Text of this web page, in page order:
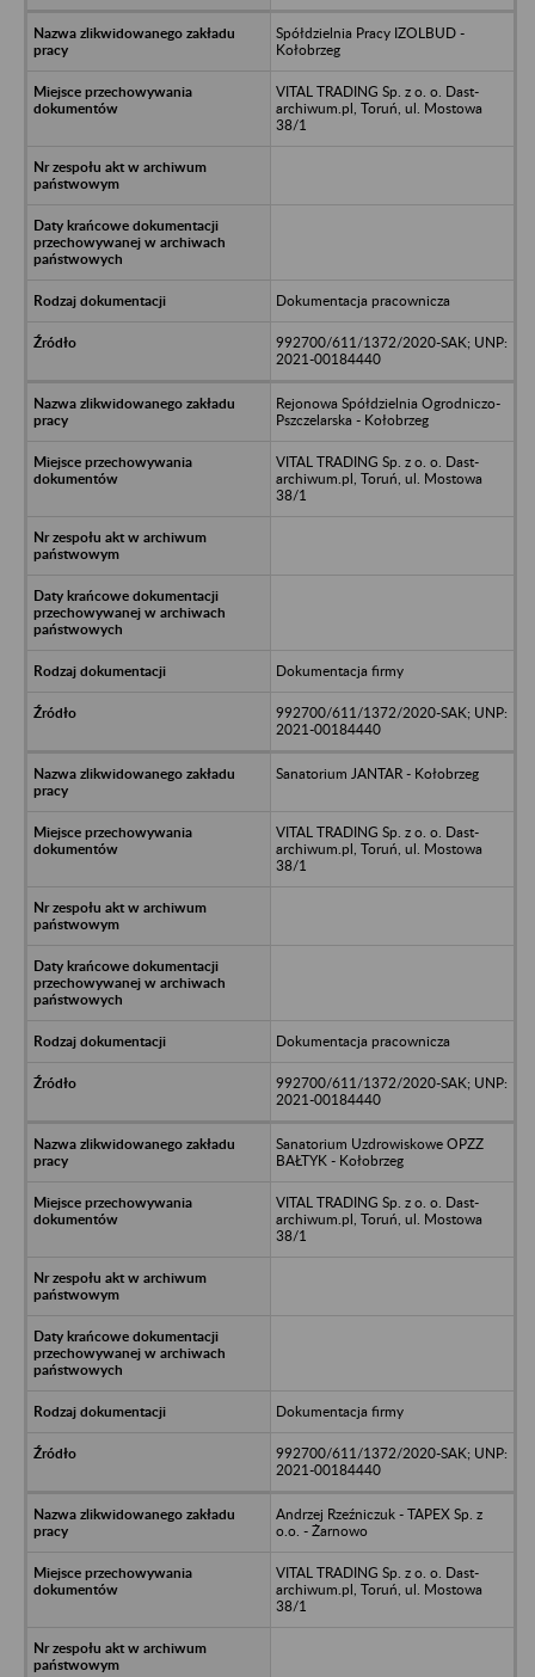
Spółdzielnia Pracy IZOLBUD -
Kołobrzeg
VITAL TRADING Sp. z o. o. Dast-
archiwum.pl, Toruń, ul. Mostowa
38/1
Dokumentacja pracownicza
992700/611/1372/2020-SAK; UNP:
2021-00184440
Rejonowa Spółdzielnia Ogrodniczo-
Pszczelarska - Kołobrzeg
VITAL TRADING Sp. z o. o. Dast-
archiwum.pl, Toruń, ul. Mostowa
38/1
Dokumentacja firmy
992700/611/1372/2020-SAK; UNP:
2021-00184440
Sanatorium JANTAR - Kołobrzeg
VITAL TRADING Sp. z o. o. Dast-
archiwum.pl, Toruń, ul. Mostowa
38/1
Dokumentacja pracownicza
992700/611/1372/2020-SAK; UNP:
2021-00184440
Sanatorium Uzdrowiskowe OPZZ
BAŁTYK - Kołobrzeg
VITAL TRADING Sp. z o. o. Dast-
archiwum.pl, Toruń, ul. Mostowa
38/1
Dokumentacja firmy
992700/611/1372/2020-SAK; UNP:
2021-00184440
Andrzej Rzeźniczuk - TAPEX Sp. z
o.o. - Żarnowo
VITAL TRADING Sp. z o. o. Dast-
archiwum.pl, Toruń, ul. Mostowa
38/1